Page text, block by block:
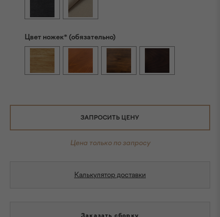
Цвет ножек* (обязательно)
ЗАПРОСИТЬ ЦЕНУ
Цена только по запросу
Калькулятор доставки
Заказать сборку